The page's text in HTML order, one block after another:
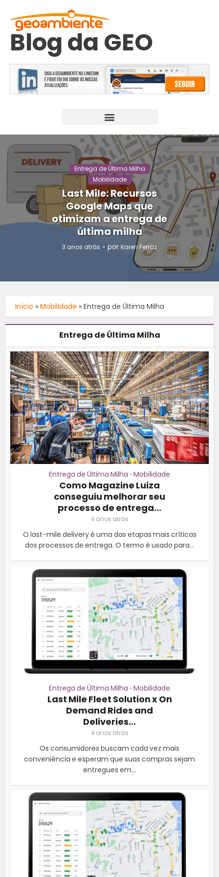
Blog da GEO
Entrega de Última Milha
Mobilidade
Last Mile: Recursos
Google Maps que
otimizam a entrega de
última milha
3 anos atrás por Karen Ferraz
Início »Mobilidade »Entrega de Última Milha
Entrega de Última Milha
Entrega de Última Milha • Mobilidade
Como Magazine Luiza
conseguiu melhorar seu
processo de entrega...
4 anos atrás
O last-mile delivery é uma das etapas mais críticas
dos processos de entrega. O termo é usado para...
Entrega de Última Milha • Mobilidade
Last Mile Fleet Solution x On
Demand Rides and
Deliveries...
4 anos atrás
Os consumidores buscam cada vez mais
conveniência e esperam que suas compras sejam
entregues em...